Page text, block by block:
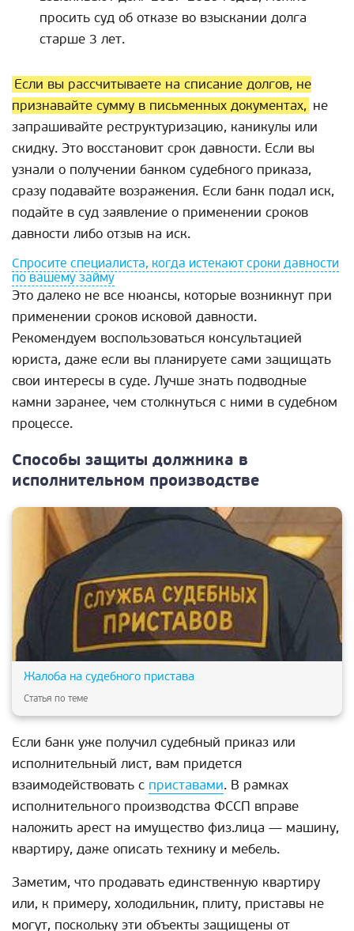
просить суд об отказе во взыскании долга
старше 3 лет.
Если вы рассчитываете на списание долгов, не
признавайте сумму в письменных документах, не
запрашивайте реструктуризацию, каникулы или
скидку. Это восстановит срок давности. Если вы
узнали о получении банком судебного приказа,
сразу подавайте возражения. Если банк подал иск,
подайте в суд заявление о применении сроков
давности либо отзыв на иск.
Спросите специалиста, когда истекают сроки давности
по вашему займу
Это далеко не все нюансы, которые возникнут при
применении сроков исковой давности.
Рекомендуем воспользоваться консультацией
юриста, даже если вы планируете сами защищать
свои интересы в суде. Лучше знать подводные
камни заранее, чем столкнуться с ними в судебном
процессе.
Способы защиты должника в
исполнительном производстве
Жалоба на судебного пристава
Статья по теме
Если банк уже получил судебный приказ или
исполнительный лист, вам придется
взаимодействовать с приставами. В рамках
исполнительного производства ФССП вправе
наложить арест на имущество физ.лица — машину,
квартиру, даже описать технику и мебель.
Заметим, что продавать единственную квартиру
или, к примеру, холодильник, плиту, приставы не
могут, поскольку эти объекты защищены от